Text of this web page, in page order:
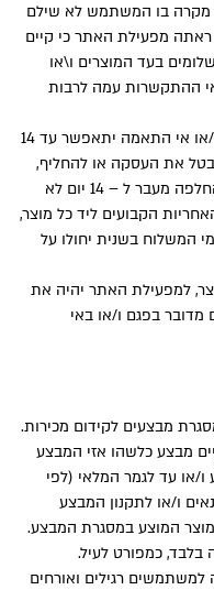
מקרה בו המשתמש לא שילם
מפעילת האתר כי קיים
בעד המוצרים ו\או
ההתקשרות עמה לרבות
ביטול עסקה בעקבות פגם במוצר ו/או אי התאמה יתאפשר עד 14
את העסקה או להחליף,
החזרת המוצר וביטול העסקה או החלפה מעבר ל – 14 יום לא
הקבועים ליד כל מוצר,
המשלוח בשנית יחולו על
למפעילת האתר יהיה את
בפגם ו/או באי
מבצעים לקידום מכירות.
מבצע כלשהו אזי המבצע
ו/או עד לגמר המלאי (לפי
ו/או לתקנון המבצע
המוצע במסגרת המבצע.
בלבד, כמפורט לעיל.
רגילים ואורחים